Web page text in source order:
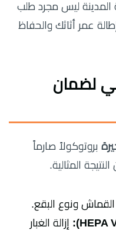
المدينة ليس مجرد طلب
عمر أثاثك والحفاظ
لضمان
بروتوكولاً صارماً
ونوع البقع.
إزالة الغبار